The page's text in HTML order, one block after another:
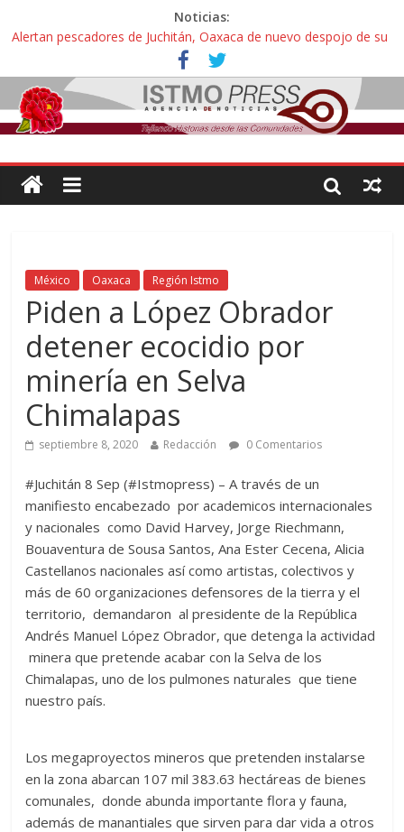
Noticias:
Alertan pescadores de Juchitán, Oaxaca de nuevo despojo de su
territorio para construir un parque eólico
Pescadores y comuneros ikoots detienen la extracción ilegal de
material pétreo de gravera Oyamel
Un nuevo derrame de hidrocarburo afecta a Salina Cruz, Oaxaca;
ahora pescadores de Salinas del Marqués denuncian daños de
🎧Capítulo 2 : CUIDAR A MI HIJA CON SÍNDROME DE DOWN
Familiares de periodista Alejandro Leyva asesinado en Oaxaca
México Oaxaca Región Istmo
Piden a López Obrador
detener ecocidio por
minería en Selva
Chimalapas
septiembre 8, 2020 Redacción 0 Comentarios
#Juchitán 8 Sep (#Istmopress) – A través de un
manifiesto encabezado por academicos internacionales
y nacionales como David Harvey, Jorge Riechmann,
Bouaventura de Sousa Santos, Ana Ester Cecena, Alicia
Castellanos nacionales así como artistas, colectivos y
más de 60 organizaciones defensores de la tierra y el
territorio, demandaron al presidente de la República
Andrés Manuel López Obrador, que detenga la actividad
minera que pretende acabar con la Selva de los
Chimalapas, uno de los pulmones naturales que tiene
nuestro país.
Los megaproyectos mineros que pretenden instalarse
en la zona abarcan 107 mil 383.63 hectáreas de bienes
comunales, donde abunda importante flora y fauna,
además de manantiales que sirven para dar vida a otros